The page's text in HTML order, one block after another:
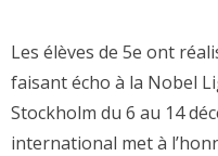
Les élèves de 5e ont
faisant écho à la Nobel
Stockholm du 6 au 14
international met à